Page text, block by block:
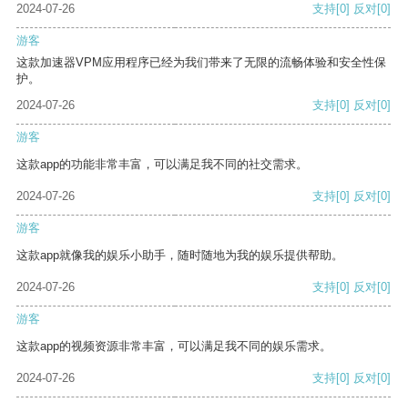
2024-07-26
支持[0] 反对[0]
游客
这款加速器VPM应用程序已经为我们带来了无限的流畅体验和安全性保
护。
2024-07-26
支持[0] 反对[0]
游客
这款app的功能非常丰富，可以满足我不同的社交需求。
2024-07-26 支持[0] 反对[0]
游客
这款app就像我的娱乐小助手，随时随地为我的娱乐提供帮助。
2024-07-26 支持[0] 反对[0]
游客
这款app的视频资源非常丰富，可以满足我不同的娱乐需求。
2024-07-26 支持[0] 反对[0]